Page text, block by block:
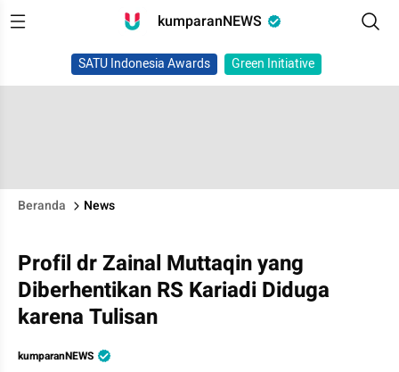
kumparanNEWS
SATU Indonesia Awards Green Initiative
Beranda News
Profil dr Zainal Muttaqin yang
Diberhentikan RS Kariadi Diduga
karena Tulisan
kumparanNEWS